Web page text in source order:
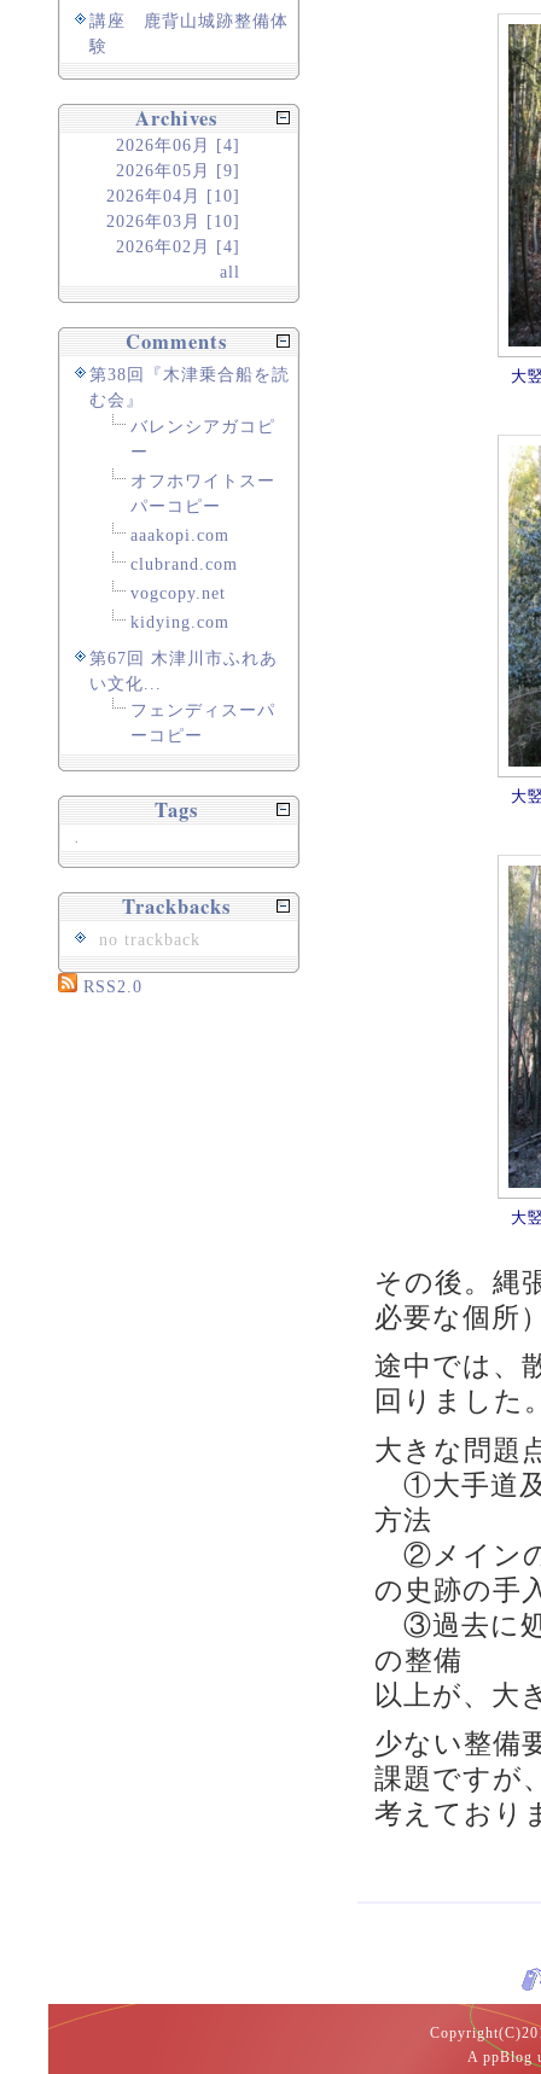
大
大
大
その後。縄
必要な個所
途中では、
回りました
大きな問題
①大手道及
方法
②メインの
の史跡の手
③過去に処
の整備
以上が、大
少ない整備
課題ですが
考えており
講座 鹿背山城跡整備体
験
Archives
2026年06月 [4]
2026年05月 [9]
2026年04月 [10]
2026年03月 [10]
2026年02月 [4]
all
Comments
第38回『木津乗合船を読
む会』
バレンシアガコピ
ー
オフホワイトスー
パーコピー
aaakopi.com
clubrand.com
vogcopy.net
kidying.com
第67回 木津川市ふれあ
い文化...
フェンディスーパ
ーコピー
Tags
Trackbacks
no trackback
RSS2.0
A ppBlog